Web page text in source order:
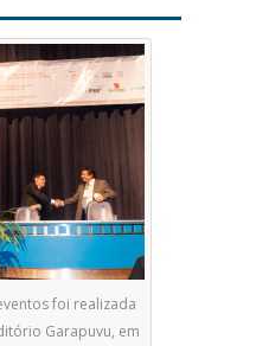
foi realizada
Garapuvu, em